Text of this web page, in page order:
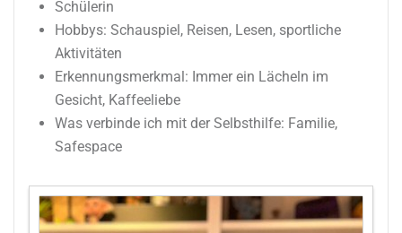
Schülerin
Hobbys: Schauspiel, Reisen, Lesen, sportliche
Aktivitäten
Erkennungsmerkmal: Immer ein Lächeln im
Gesicht, Kaffeeliebe
Was verbinde ich mit der Selbsthilfe: Familie,
Safespace